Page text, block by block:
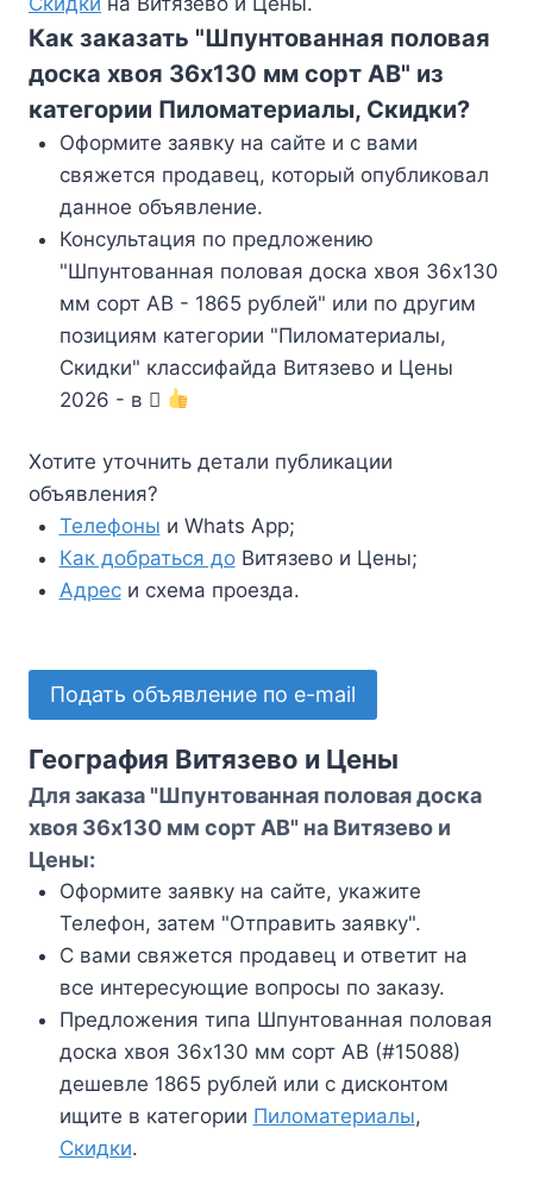
Как заказать "Шпунтованная половая
доска хвоя 36х130 мм сорт АВ" из
категории Пиломатериалы, Скидки?
Оформите заявку на сайте и с вами
свяжется продавец, который опубликовал
данное объявление.
Консультация по предложению
"Шпунтованная половая доска хвоя 36х130
мм сорт АВ - 1865 рублей" или по другим
позициям категории "Пиломатериалы,
Скидки" классифайда Витязево и Цены
2026 - в
Хотите уточнить детали публикации
объявления?
Телефоны и Whats App;
Как добраться доВитязево и Цены;
Адреси схема проезда.
Подать объявление по e-mail
География Витязево и Цены
Для заказа "Шпунтованная половая доска
хвоя 36х130 мм сорт АВ" на Витязево и
Цены:
Оформите заявку на сайте, укажите
Телефон, затем "Отправить заявку".
С вами свяжется продавец и ответит на
все интересующие вопросы по заказу.
Предложения типа Шпунтованная половая
доска хвоя 36х130 мм сорт АВ (#15088)
дешевле 1865 рублей или с дисконтом
ищите в категории Пиломатериалы,
Скидки.